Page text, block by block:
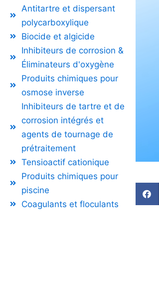
Antitartre et dispersant
polycarboxylique
Biocide et algicide
Inhibiteurs de corrosion &
Éliminateurs d'oxygène
Produits chimiques pour
osmose inverse
Inhibiteurs de tartre et de
corrosion intégrés et
agents de tournage de
prétraitement
Tensioactif cationique
Produits chimiques pour
piscine
Coagulants et floculants